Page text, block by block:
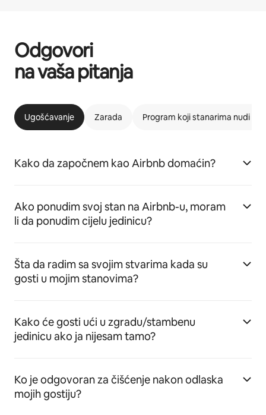
Odgovori
na vaša pitanja
Ugošćavanje Zarada Program koji stanarima nudi
Kako da započnem kao Airbnb domaćin?
Ako ponudim svoj stan na Airbnb-u, moram
li da ponudim cijelu jedinicu?
Šta da radim sa svojim stvarima kada su
gosti u mojim stanovima?
Kako će gosti ući u zgradu/stambenu
jedinicu ako ja nijesam tamo?
Ko je odgovoran za čišćenje nakon odlaska
mojih gostiju?